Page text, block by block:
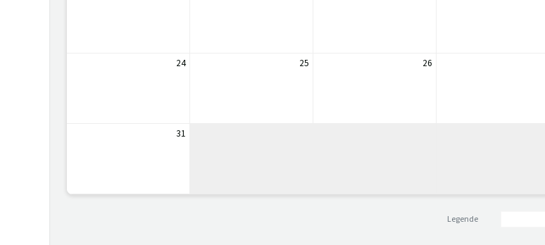
24
31
25 26
Legende